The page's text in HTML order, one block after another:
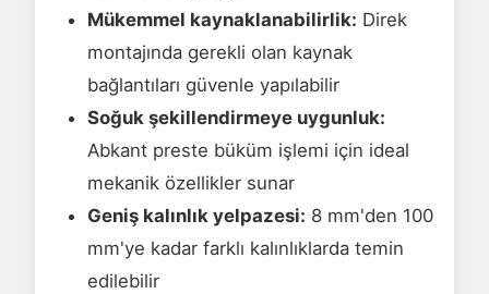
Mükemmel kaynaklanabilirlik: Direk
montajında gerekli olan kaynak
bağlantıları güvenle yapılabilir
Soğuk şekillendirmeye uygunluk:
Abkant preste büküm işlemi için ideal
mekanik özellikler sunar
Geniş kalınlık yelpazesi: 8 mm'den 100
mm'ye kadar farklı kalınlıklarda temin
edilebilir